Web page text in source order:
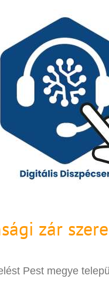
zár
Pest megye